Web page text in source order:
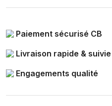
Paiement sécurisé CB
Livraison rapide & suivie
Engagements qualité